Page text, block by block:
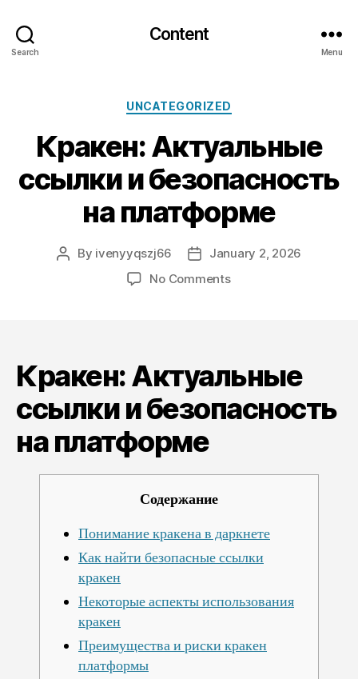
Search
Content
Menu
Categories
UNCATEGORIZED
Кракен: Актуальные
ссылки и безопасность
на платформе
Post
By ivenyyqszj66
PostJanuary 2, 2026
No Commentson
на
платформе
Кракен: Актуальные
ссылки и безопасность
на платформе
Содержание
Понимание кракена в даркнете
Как найти безопасные ссылки
кракен
Некоторые аспекты использования
кракен
Преимущества и риски кракен
платформы